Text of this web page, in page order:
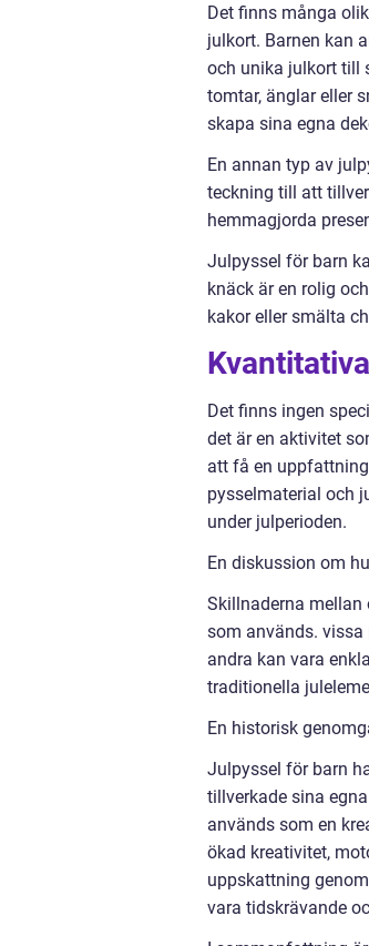
Det finns många
julkort. Barnen kan
och unika julkort till
tomtar, änglar eller
skapa sina egna
En annan typ av
teckning till att
hemmagjorda
Julpyssel för barn
knäck är en rolig
kakor eller smälta
Det finns ingen
det är en aktivitet
att få en
pysselmaterial och
under julperioden.
En diskussion om
Skillnaderna mellan
som används. vissa
andra kan vara
traditionella
En historisk
Julpyssel för barn
tillverkade sina
används som en
ökad kreativitet,
uppskattning
vara tidskrävande